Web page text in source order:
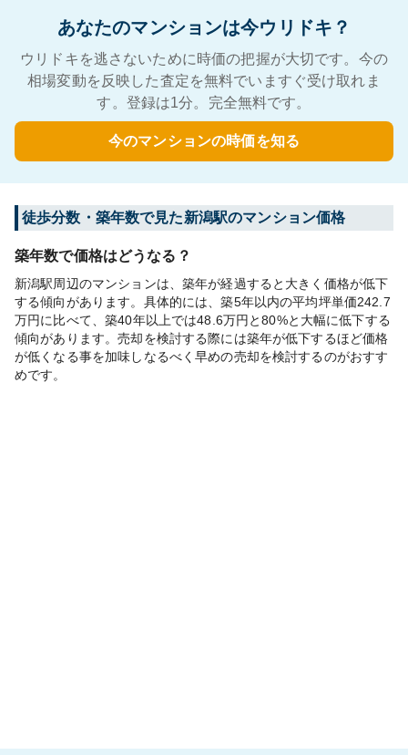
あなたのマンションは今ウリドキ？
ウリドキを逃さないために時価の把握が大切です。今の
相場変動を反映した査定を無料でいますぐ受け取れま
す。登録は1分。完全無料です。
今のマンションの時価を知る
徒歩分数・築年数で見た新潟駅のマンション価格
築年数で価格はどうなる？
新潟駅周辺のマンションは、築年が経過すると大きく価格が低下
する傾向があります。具体的には、築5年以内の平均坪単価242.7
万円に比べて、築40年以上では48.6万円と80%と大幅に低下する
傾向があります。売却を検討する際には築年が低下するほど価格
が低くなる事を加味しなるべく早めの売却を検討するのがおすす
めです。